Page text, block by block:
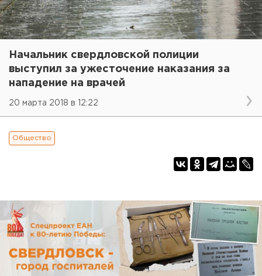
Начальник свердловской полиции
выступил за ужесточение наказания за
нападение на врачей
20 марта 2018 в 12:22
Общество